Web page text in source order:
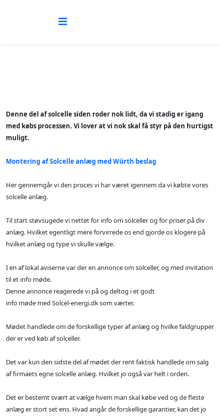
Denne del af solcelle siden roder nok lidt, da vi stadig er igang
med købs processen. Vi lover at vi nok skal få styr på den hurtigst
muligt.
Montering af Solcelle anlæg med Würth beslag
Her gennemgår vi den proces vi har været igennem da vi købte vores
solcelle anlæg.
Til start støvsugede vi nettet for info om solceller og for priser på div
anlæg. Hvilket egentligt mere forvirrede os end gjorde os klogere på
hvilket anlæg og type vi skulle vælge.
I en af lokal aviserne var der en annonce om solceller, og med invitation
til et info møde.
Denne annonce reagerede vi på og deltog i et godt
info møde med Solcel-energi.dk som værter.
Mødet handlede om de forskellige typer af anlæg og hvilke faldgrupper
der er ved køb af solceller.
Det var kun den sidste del af mødet der rent faktisk handlede om salg
af firmaets egne solcelle anlæg. Hvilket jo også var helt i orden.
Det er bestemt svært at vælge hvem man skal købe ved og de fleste
anlæg er stort set ens. Hvad angår de forskellige garantier, kan det jo